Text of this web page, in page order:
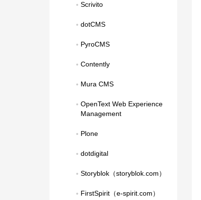
Scrivito
dotCMS
PyroCMS
Contently
Mura CMS
OpenText Web Experience
Management
Plone
dotdigital
Storyblok（storyblok.com）
FirstSpirit（e-spirit.com）